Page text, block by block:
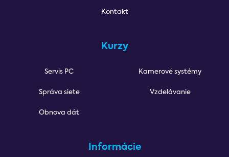
Kontakt
Kurzy
Servis PC
Správa siete
Obnova dát
Kamerové systémy
Vzdelávanie
Informácie